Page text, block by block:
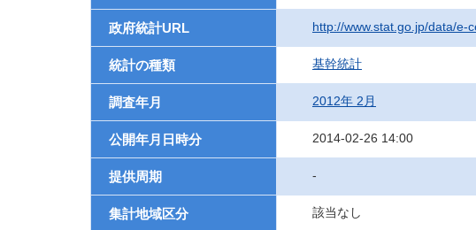
政府統計URL http://www.stat.go.jp/data/e-
統計の種類 基幹統計
調査年月 2012年 2月
公開年月日時分 2014-02-26 14:00
提供周期 -
集計地域区分 該当なし